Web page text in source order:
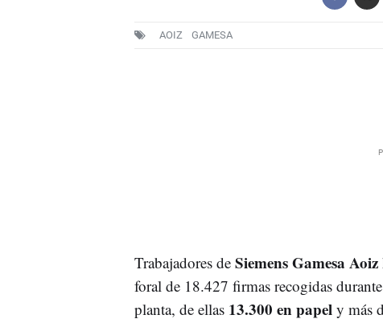
AOIZ GAMESA
Trabajadores de Siemens Gamesa Aoiz
foral de 18.427 firmas recogidas
planta, de ellas 13.300 en papel y más